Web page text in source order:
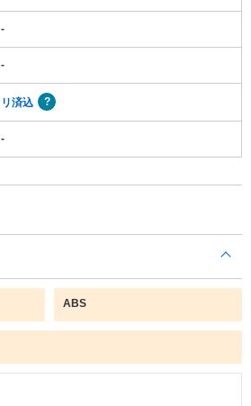
-
-
リ済込
-
ABS